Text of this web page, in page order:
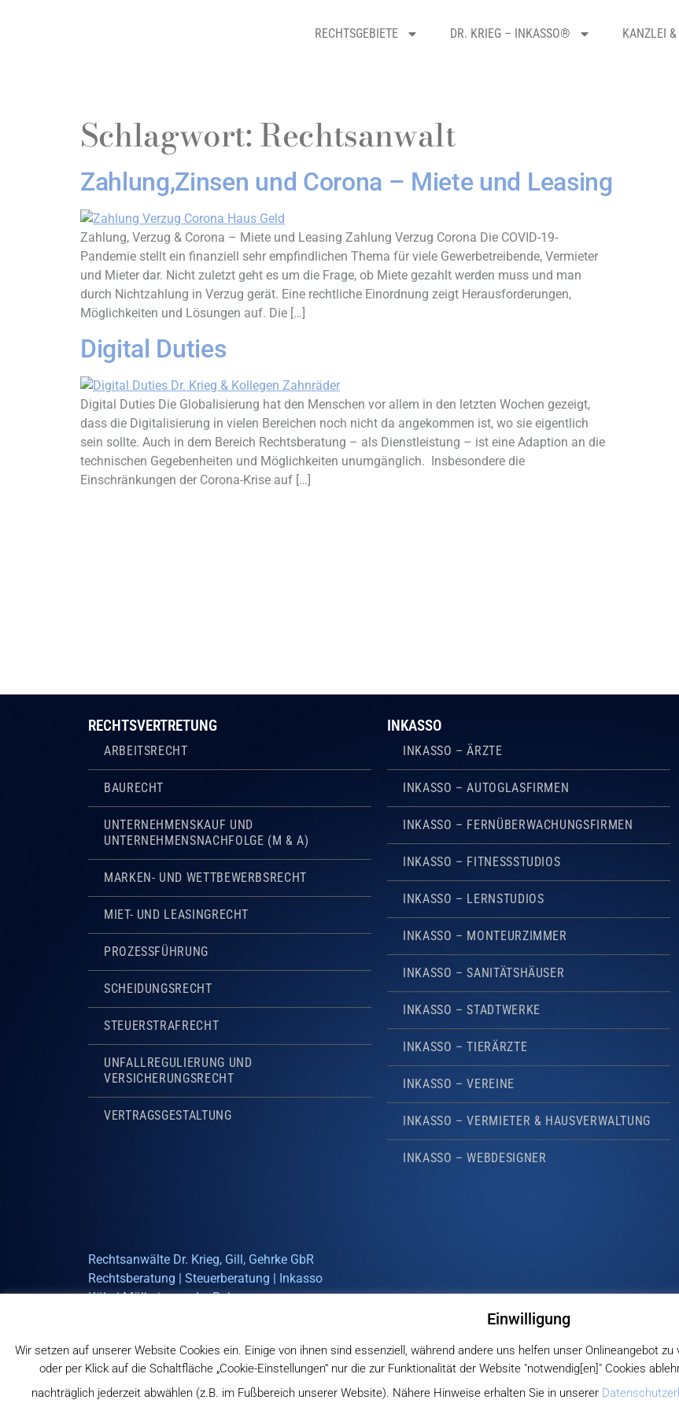
RECHTSGEBIETE DR. KRIEG – INKASSO® KANZLEI &
Schlagwort:Rechtsanwalt
Zahlung,Zinsen und Corona – Miete und Leasing
Zahlung, Verzug & Corona – Miete und Leasing Zahlung Verzug Corona Die COVID-19-
Pandemie stellt ein finanziell sehr empfindlichen Thema für viele Gewerbetreibende, Vermieter
und Mieter dar. Nicht zuletzt geht es um die Frage, ob Miete gezahlt werden muss und man
durch Nichtzahlung in Verzug gerät. Eine rechtliche Einordnung zeigt Herausforderungen,
Möglichkeiten und Lösungen auf. Die […]
Digital Duties
Digital Duties Die Globalisierung hat den Menschen vor allem in den letzten Wochen gezeigt,
dass die Digitalisierung in vielen Bereichen noch nicht da angekommen ist, wo sie eigentlich
sein sollte. Auch in dem Bereich Rechtsberatung – als Dienstleistung – ist eine Adaption an die
technischen Gegebenheiten und Möglichkeiten unumgänglich. Insbesondere die
Einschränkungen der Corona-Krise auf […]
RECHTSVERTRETUNG
ARBEITSRECHT
BAURECHT
UNTERNEHMENSKAUF UND
UNTERNEHMENSNACHFOLGE (M & A)
MARKEN- UND WETTBEWERBSRECHT
MIET- UND LEASINGRECHT
PROZESSFÜHRUNG
SCHEIDUNGSRECHT
STEUERSTRAFRECHT
UNFALLREGULIERUNG UND
VERSICHERUNGSRECHT
VERTRAGSGESTALTUNG
INKASSO
INKASSO – ÄRZTE
INKASSO – AUTOGLASFIRMEN
INKASSO – FERNÜBERWACHUNGSFIRMEN
INKASSO – FITNESSSTUDIOS
INKASSO – LERNSTUDIOS
INKASSO – MONTEURZIMMER
INKASSO – SANITÄTSHÄUSER
INKASSO – STADTWERKE
INKASSO – TIERÄRZTE
INKASSO – VEREINE
INKASSO – VERMIETER & HAUSVERWALTUNG
INKASSO – WEBDESIGNER
Rechtsanwälte Dr. Krieg, Gill, Gehrke GbR
Rechtsberatung | Steuerberatung | Inkasso
Köln | Mülheim an der Ruhr
Einwilligung
Wir setzen auf unserer Website Cookies ein. Einige von ihnen sind essenziell, während andere uns helfen unser Onlineangebot
oder per Klick auf die Schaltfläche „Cookie-Einstellungen“ nur die zur Funktionalität der Website "notwendig[en]" Cookies
nachträglich jederzeit abwählen (z.B. im Fußbereich unserer Website). Nähere Hinweise erhalten Sie in unserer